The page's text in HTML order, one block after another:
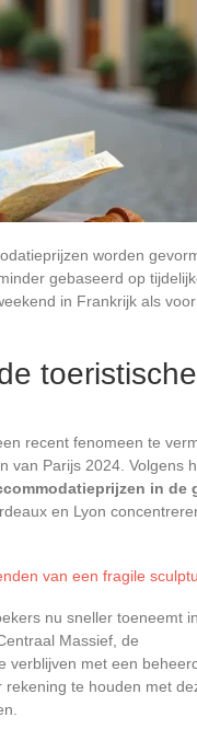
worden
gebaseerd op
in Frankrijk als
toeristische
recent fenomeen te
van Parijs 2024. Volgens
in de
en Lyon
van een fragile
nu sneller toeneemt in
Massief, de
verblijven met een
te houden met